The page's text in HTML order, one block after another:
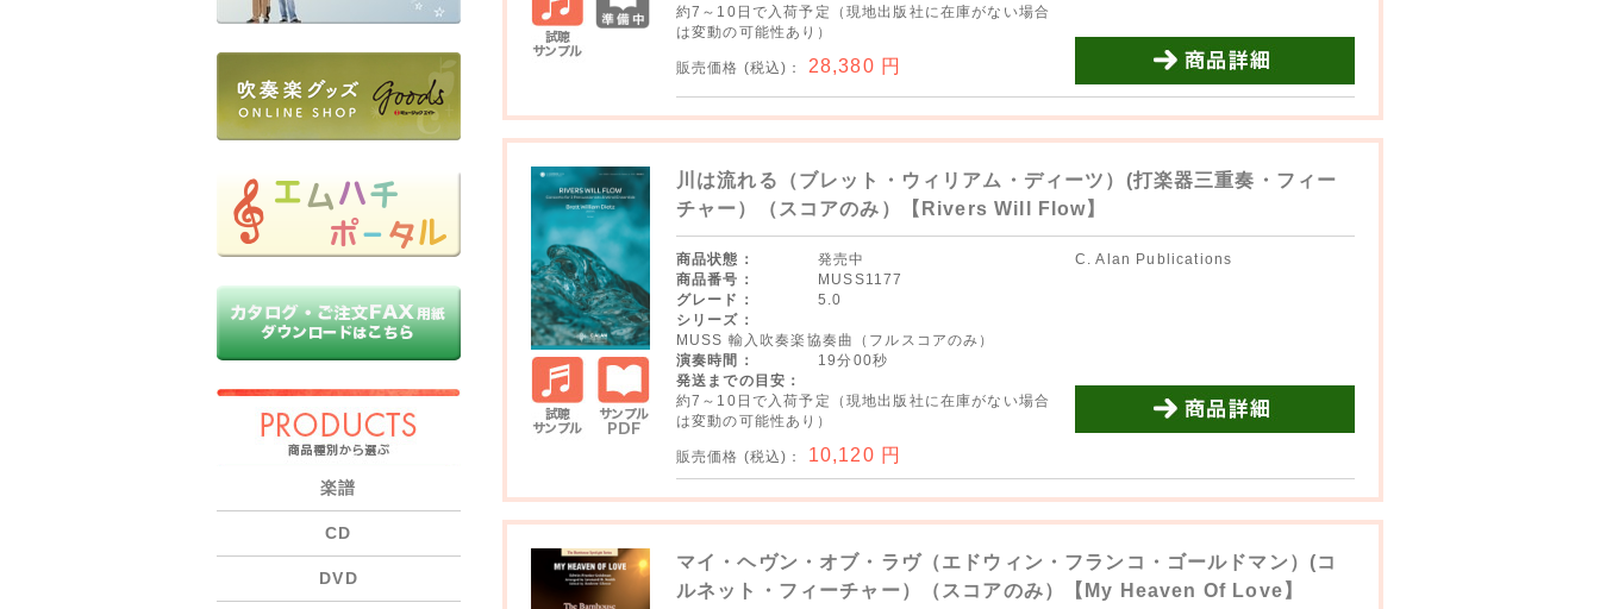
楽譜
CD
DVD
約7～10日で入荷予定（現地出版社に在庫がない場合
は変動の可能性あり）
販売価格 (税込)： 28,380 円
商品詳細を見る
川は流れる（ブレット・ウィリアム・ディーツ）(打楽器三重奏・フィー
チャー）（スコアのみ）【Rivers Will Flow】
商品状態：
発売中
商品番号：
MUSS1177
グレード：
5.0
シリーズ：
MUSS 輸入吹奏楽協奏曲（フルスコアのみ）
演奏時間：
19分00秒
発送までの目安：
約7～10日で入荷予定（現地出版社に在庫がない場合
は変動の可能性あり）
販売価格 (税込)： 10,120 円
C. Alan Publications
マイ・ヘヴン・オブ・ラヴ（エドウィン・フランコ・ゴールドマン）(コ
ルネット・フィーチャー）（スコアのみ）【My Heaven Of Love】